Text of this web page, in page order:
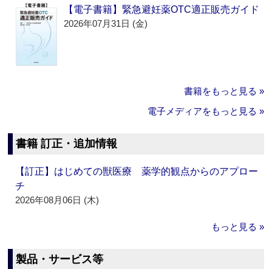
【電子書籍】緊急避妊薬OTC適正販売ガイド
2026年07月31日 (金)
書籍をもっと見る »
電子メディアをもっと見る »
書籍 訂正・追加情報
【訂正】はじめての獣医療 薬学的観点からのアプロー
チ
2026年08月06日 (木)
もっと見る »
製品・サービス等